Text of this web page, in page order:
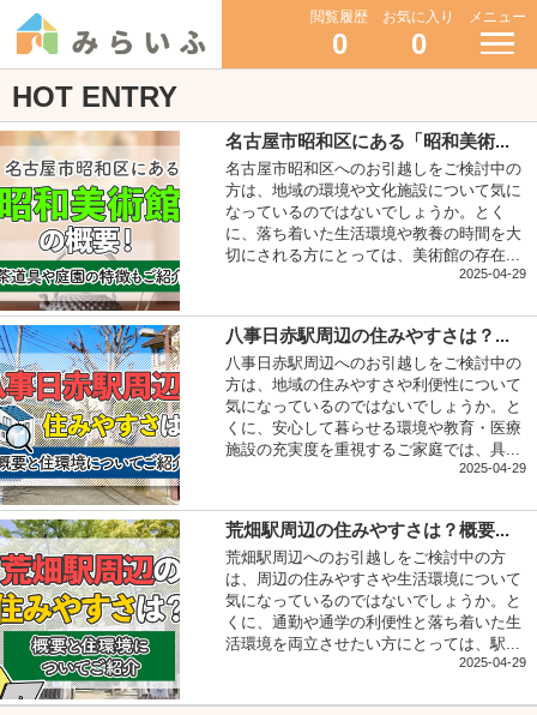
閲覧履歴
0
お気に入り
0
メニュー
HOT ENTRY
名古屋市昭和区にある「昭和美術...
名古屋市昭和区へのお引越しをご検討中の
方は、地域の環境や文化施設について気に
なっているのではないでしょうか。とく
に、落ち着いた生活環境や教養の時間を大
切にされる方にとっては、美術館の存在...
2025-04-29
八事日赤駅周辺の住みやすさは？...
八事日赤駅周辺へのお引越しをご検討中の
方は、地域の住みやすさや利便性について
気になっているのではないでしょうか。と
くに、安心して暮らせる環境や教育・医療
施設の充実度を重視するご家庭では、具...
2025-04-29
荒畑駅周辺の住みやすさは？概要...
荒畑駅周辺へのお引越しをご検討中の方
は、周辺の住みやすさや生活環境について
気になっているのではないでしょうか。と
くに、通勤や通学の利便性と落ち着いた生
活環境を両立させたい方にとっては、駅...
2025-04-29